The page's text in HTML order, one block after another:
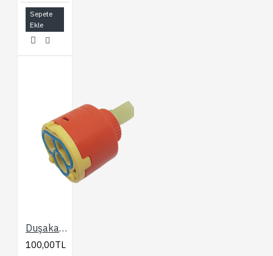
Sepete
Ekle
Duşakabin Banyo Bataryası 40 lık Kartuşu
100,00TL